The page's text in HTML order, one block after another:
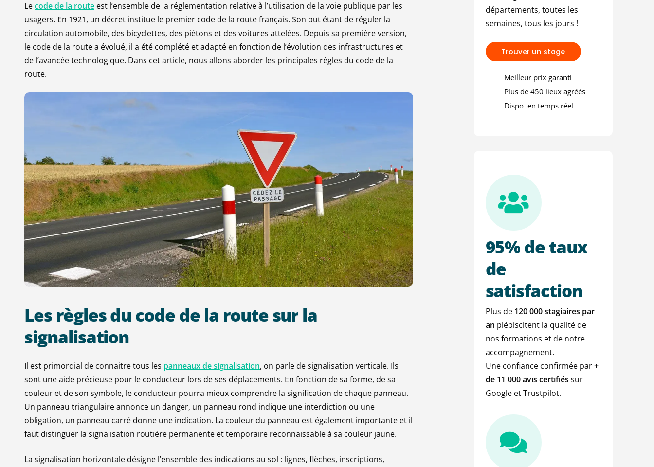
Lecode de la route est l’ensemble de la réglementation relative à l’utilisation de la voie publique par les
usagers. En 1921, un décret institue le premier code de la route français. Son but étant de réguler la
circulation automobile, des bicyclettes, des piétons et des voitures attelées. Depuis sa première version,
le code de la route a évolué, il a été complété et adapté en fonction de l’évolution des infrastructures et
de l’avancée technologique. Dans cet article, nous allons aborder les principales règles du code de la
route.
Les règlesducodede la route sur la
signalisation
Il est primordial de connaitre tous les panneaux de signalisation, on parle de signalisation verticale. Ils
sont une aide précieuse pour le conducteur lors de ses déplacements. En fonction de sa forme, de sa
couleur et de son symbole, le conducteur pourra mieux comprendre la signification de chaque panneau.
Un panneau triangulaire annonce un danger, un panneau rond indique une interdiction ou une
obligation, un panneau carré donne une indication. La couleur du panneau est également importante et il
faut distinguer la signalisation routière permanente et temporaire reconnaissable à sa couleur jaune.
La signalisation horizontale désigne l’ensemble des indications au sol : lignes, flèches, inscriptions,
départements, toutes les
semaines, tous les jours !
Trouver un stage
Meilleur prix garanti
Plus de 450 lieux agréés
Dispo. en temps réel
95%detaux
de
satisfaction
Plus de 120 000 stagiaires par
an plébiscitent la qualité de
nos formations et de notre
accompagnement.
Une confiance confirmée par+
de 11 000 avis certifiés sur
Google et Trustpilot.